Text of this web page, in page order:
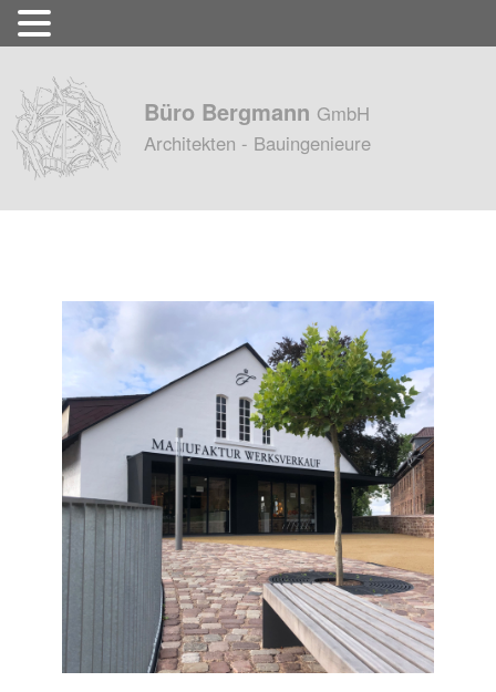
Büro Bergmann GmbH
Architekten - Bauingenieure